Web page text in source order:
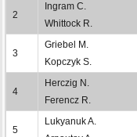
2
Ingram C.
Whittock R.
3
Griebel M.
Kopczyk S.
4
Herczig N.
Ferencz R.
5
Lukyanuk A.